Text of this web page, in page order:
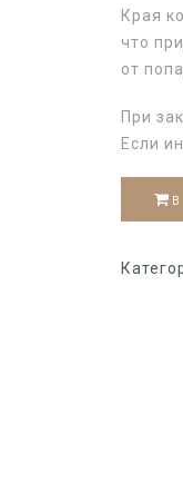
Края
что
от
При
Если